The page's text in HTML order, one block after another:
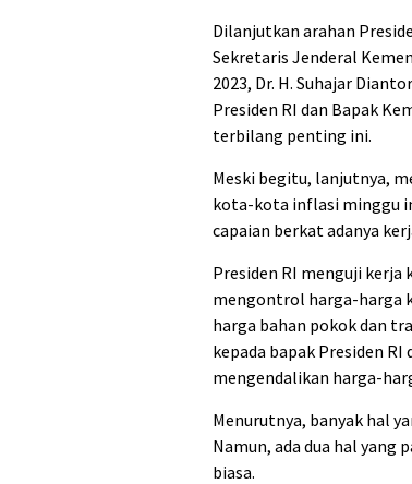
Dilanjutkan arahan
Sekretaris Jenderal
2023, Dr. H. Suhajar
Presiden RI dan Bapak
terbilang penting ini.
Meski begitu, lanjutnya,
kota-kota inflasi minggu
capaian berkat adanya
Presiden RI menguji
mengontrol harga-harga
harga bahan pokok dan
kepada bapak Presiden
mengendalikan harga-
Menurutnya, banyak hal
Namun, ada dua hal
biasa.